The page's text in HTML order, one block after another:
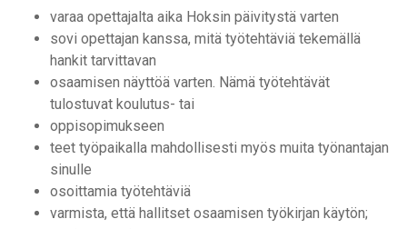
varaa opettajalta aika Hoksin päivitystä varten
sovi opettajan kanssa, mitä työtehtäviä tekemällä
hankit tarvittavan
osaamisen näyttöä varten. Nämä työtehtävät
tulostuvat koulutus- tai
oppisopimukseen
teet työpaikalla mahdollisesti myös muita työnantajan
sinulle
osoittamia työtehtäviä
varmista, että hallitset osaamisen työkirjan käytön;